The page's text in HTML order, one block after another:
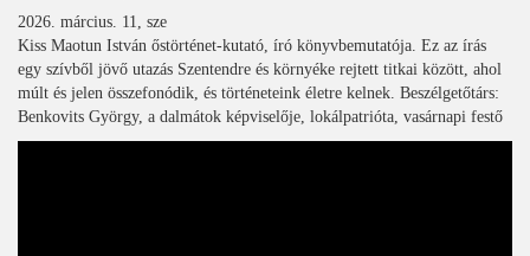
2026. március. 11, sze
Kiss Maotun István őstörténet-kutató, író könyvbemutatója. Ez az írás
egy szívből jövő utazás Szentendre és környéke rejtett titkai között, ahol
múlt és jelen összefonódik, és történeteink életre kelnek. Beszélgetőtárs:
Benkovits György, a dalmátok képviselője, lokálpatrióta, vasárnapi festő